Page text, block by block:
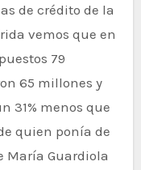
de crédito de la
vemos que en
79
65 millones y
31% menos que
quien ponía de
María Guardiola